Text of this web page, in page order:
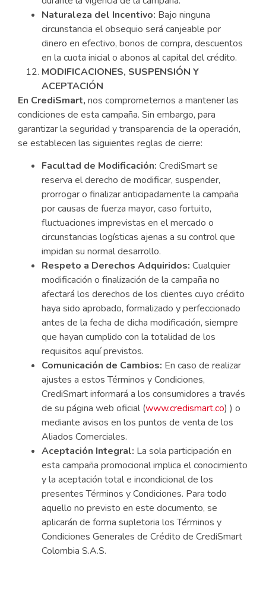
Naturaleza del Incentivo: Bajo ninguna
circunstancia el obsequio será canjeable por
dinero en efectivo, bonos de compra, descuentos
en la cuota inicial o abonos al capital del crédito.
MODIFICACIONES, SUSPENSIÓN Y
ACEPTACIÓN
En CrediSmart, nos comprometemos a mantener las
condiciones de esta campaña. Sin embargo, para
garantizar la seguridad y transparencia de la operación,
se establecen las siguientes reglas de cierre:
Facultad de Modificación: CrediSmart se
reserva el derecho de modificar, suspender,
prorrogar o finalizar anticipadamente la campaña
por causas de fuerza mayor, caso fortuito,
fluctuaciones imprevistas en el mercado o
circunstancias logísticas ajenas a su control que
impidan su normal desarrollo.
Respeto a Derechos Adquiridos: Cualquier
modificación o finalización de la campaña no
afectará los derechos de los clientes cuyo crédito
haya sido aprobado, formalizado y perfeccionado
antes de la fecha de dicha modificación, siempre
que hayan cumplido con la totalidad de los
requisitos aquí previstos.
Comunicación de Cambios: En caso de realizar
ajustes a estos Términos y Condiciones,
CrediSmart informará a los consumidores a través
de su página web oficial (www.credismart.co) ) o
mediante avisos en los puntos de venta de los
Aliados Comerciales.
Aceptación Integral: La sola participación en
esta campaña promocional implica el conocimiento
y la aceptación total e incondicional de los
presentes Términos y Condiciones. Para todo
aquello no previsto en este documento, se
aplicarán de forma supletoria los Términos y
Condiciones Generales de Crédito de CrediSmart
Colombia S.A.S.